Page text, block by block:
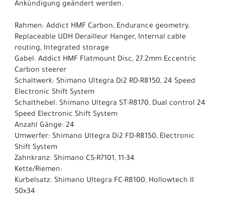
Ankündigung geändert werden.
Rahmen: Addict HMF Carbon, Endurance geometry,
Replaceable UDH Derailleur Hanger, Internal cable
routing, Integrated storage
Gabel: Addict HMF Flatmount Disc, 27.2mm Eccentric
Carbon steerer
Schaltwerk: Shimano Ultegra Di2 RD-R8150, 24 Speed
Electronic Shift System
Schalthebel: Shimano Ultegra ST-R8170, Dual control 24
Speed Electronic Shift System
Anzahl Gänge: 24
Umwerfer: Shimano Ultegra Di2 FD-R8150, Electronic
Shift System
Zahnkranz: Shimano CS-R7101, 11-34
Kette/Riemen:
Kurbelsatz: Shimano Ultegra FC-R8100, Hollowtech II
50x34